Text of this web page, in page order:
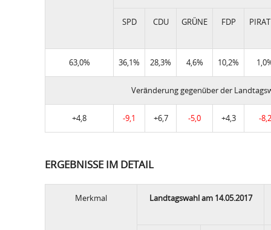
SPD CDU GRÜNE FDP
63,0% 36,1% 28,3% 4,6% 10,2%
Veränderung gegenüber der
+4,8 -9,1 +6,7 -5,0 +4,3 -8,2
ERGEBNISSE IM DETAIL
Merkmal Landtagswahl am 14.05.2017